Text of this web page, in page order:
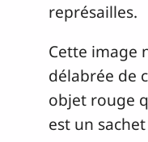
représailles.
Cette image
délabrée de
objet rouge
est un